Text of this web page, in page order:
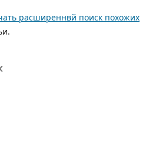
расширеннвй поиск похожих